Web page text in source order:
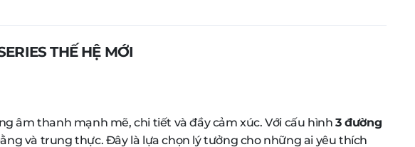
THẾ HỆ MỚI
âm thanh mạnh mẽ, chi tiết và đầy cảm xúc. Với cấu hình3 đường
và trung thực. Đây là lựa chọn lý tưởng cho những ai yêu thích